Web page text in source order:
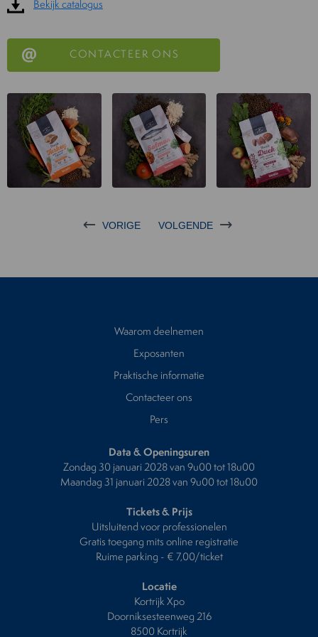
Bekijk catalogus
CONTACTEER ONS
VORIGE VOLGENDE
Waarom deelnemen
Exposanten
Praktische informatie
Contacteer ons
Pers
Data & Openingsuren
Zondag 30 januari 2028 van 9u00 tot 18u00
Maandag 31 januari 2028 van 9u00 tot 18u00
Tickets & Prijs
Uitsluitend voor professionelen
Gratis toegang mits online registratie
Ruime parking - € 7,00/ticket
Locatie
Kortrijk Xpo
Doorniksesteenweg 216
8500 Kortrijk